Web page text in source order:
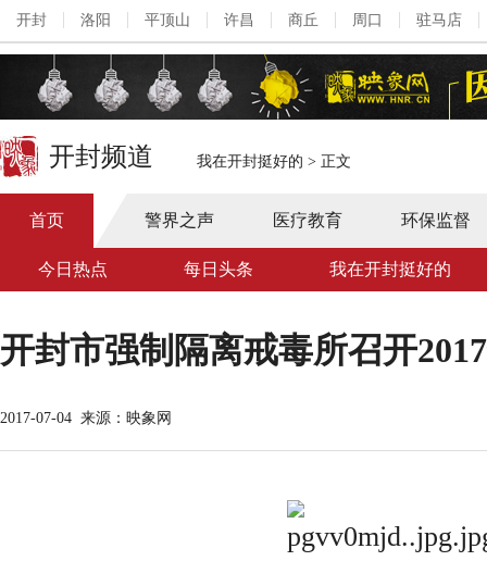
开封 洛阳 平顶山 许昌 商丘 周口 驻马店
开封频道 我在开封挺好的 > 正文
首页 警界之声 医疗教育 环保监督
今日热点 每日头条 我在开封挺好的
开封市强制隔离戒毒所召开
2017-07-04 来源：映象网